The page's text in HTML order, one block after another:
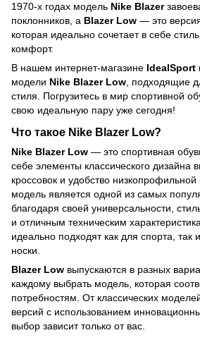
1970-х годах модель Nike Blazer
поклонников, а Blazer Low — это
которая идеально сочетает в себе
комфорт.
В нашем интернет-магазине IdealSport
модели Nike Blazer Low, подходящие
стиля. Погрузитесь в мир спортивной
свою идеальную пару уже сегодня!
Что такое Nike Blazer Low?
Nike Blazer Low — это спортивная
себе элементы классического дизайна
кроссовок и удобство низкопрофильной
модель является одной из самых
благодаря своей универсальности,
и отличным техническим
идеально подходят как для спорта, так
носки.
Blazer Low выпускаются в разных
каждому выбрать модель, которая
потребностям. От классических
версий с использованием
выбор зависит только от вас.